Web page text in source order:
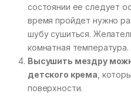
состоянии ее следует
время пройдет нужно
шубу сушиться.
комнатная температура.
Высушить мездру
детского крема ,
поверхности.